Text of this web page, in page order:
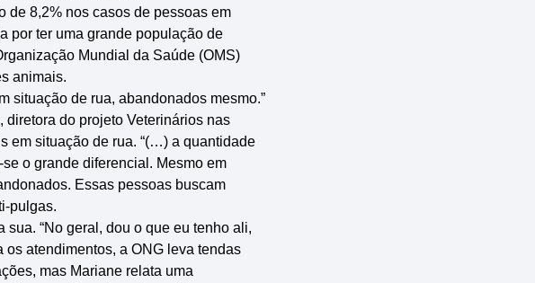
de 8,2% nos casos de pessoas em
por ter uma grande população de
Mundial da Saúde (OMS)
animais.
situação de rua, abandonados mesmo.”
do projeto Veterinários nas
em situação de rua. “(…) a quantidade
o grande diferencial. Mesmo em
Essas pessoas buscam
pulgas.
“No geral, dou o que eu tenho ali,
atendimentos, a ONG leva tendas
mas Mariane relata uma